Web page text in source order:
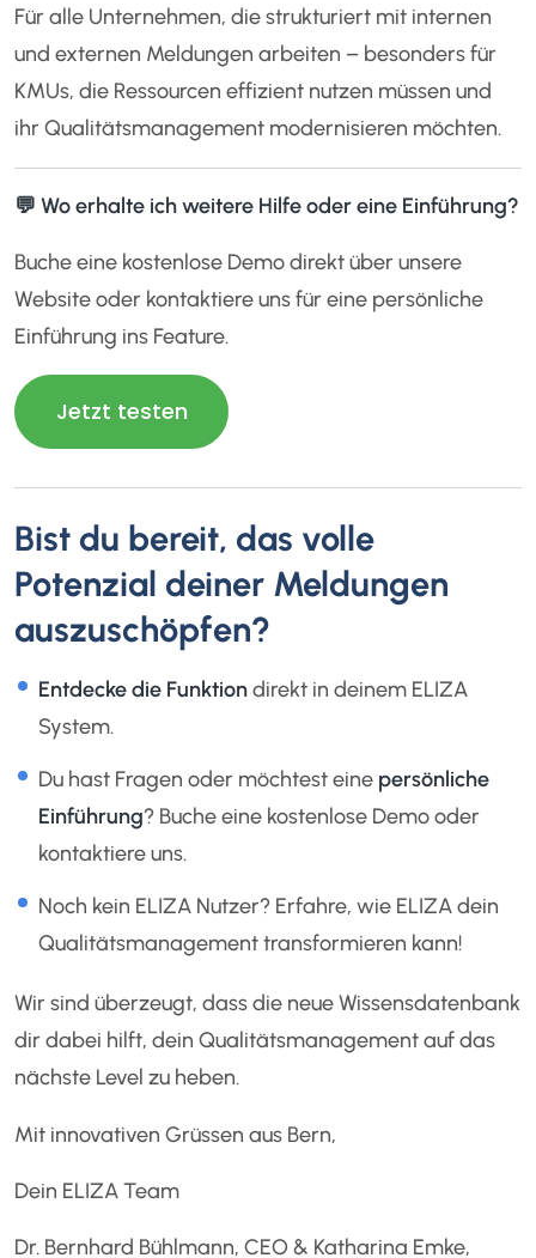
Für alle Unternehmen, die strukturiert mit internen
und externen Meldungen arbeiten – besonders für
KMUs, die Ressourcen effizient nutzen müssen und
ihr Qualitätsmanagement modernisieren möchten.
💬 Wo erhalte ich weitere Hilfe oder eine Einführung?
Buche eine kostenlose Demo direkt über unsere
Website oder kontaktiere uns für eine persönliche
Einführung ins Feature.
Jetzt testen
Bist du bereit, das volle
Potenzial deiner Meldungen
auszuschöpfen?
Entdecke die Funktiondirekt in deinem ELIZA
System.
Du hast Fragen oder möchtest eine persönliche
Einführung? Buche eine kostenlose Demo oder
kontaktiere uns.
Noch kein ELIZA Nutzer? Erfahre, wie ELIZA dein
Qualitätsmanagement transformieren kann!
Wir sind überzeugt, dass die neue Wissensdatenbank
dir dabei hilft, dein Qualitätsmanagement auf das
nächste Level zu heben.
Mit innovativen Grüssen aus Bern,
Dein ELIZA Team
Dr. Bernhard Bühlmann, CEO & Katharina Emke,